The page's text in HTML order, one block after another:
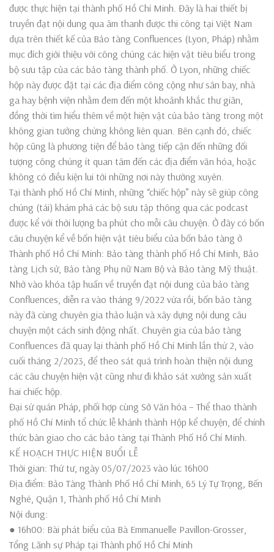
được thực hiện tại thành phố Hồ Chí Minh. Đây là hai thiết bị
truyền đạt nội dung qua âm thanh được thi công tại Việt Nam
dựa trên thiết kế của Bảo tàng Confluences (Lyon, Pháp) nhằm
mục đích giới thiệu với công chúng các hiện vật tiêu biểu trong
bộ sưu tập của các bảo tàng thành phố. Ở Lyon, những chiếc
hộp này được đặt tại các địa điểm công cộng như sân bay, nhà
ga hay bệnh viện nhằm đem đến một khoảnh khắc thư giãn,
đồng thời tìm hiểu thêm về một hiện vật của bảo tàng trong một
không gian tưởng chừng không liên quan. Bên cạnh đó, chiếc
hộp cũng là phương tiện để bảo tàng tiếp cận đến những đối
tượng công chúng ít quan tâm đến các địa điểm văn hóa, hoặc
không có điều kiện lui tới những nơi này thường xuyên.
Tại thành phố Hồ Chí Minh, những “chiếc hộp” này sẽ giúp công
chúng (tái) khám phá các bộ sưu tập thông qua các podcast
được kể với thời lượng ba phút cho mỗi câu chuyện. Ở đây có bốn
câu chuyện kể về bốn hiện vật tiêu biểu của bốn bảo tàng ở
Thành phố Hồ Chí Minh: Bảo tàng thành phố Hồ Chí Minh, Bảo
tàng Lịch sử, Bảo tàng Phụ nữ Nam Bộ và Bảo tàng Mỹ thuật.
Nhờ vào khóa tập huấn về truyền đạt nội dung của bảo tàng
Confluences, diễn ra vào tháng 9/2022 vừa rồi, bốn bảo tàng
này đã cùng chuyên gia thảo luận và xây dựng nội dung câu
chuyện một cách sinh động nhất. Chuyên gia của bảo tàng
Confluences đã quay lại thành phố Hồ Chí Minh lần thứ 2, vào
cuối tháng 2/2023, để theo sát quá trình hoàn thiện nội dung
các câu chuyện hiện vật cũng như đi khảo sát xưởng sản xuất
hai chiếc hộp.
Đại sứ quán Pháp, phối hợp cùng Sở Văn hóa – Thể thao thành
phố Hồ Chí Minh tổ chức lễ khánh thành Hộp kể chuyện, để chính
thức bàn giao cho các bảo tàng tại Thành Phố Hồ Chí Minh.
KẾ HOẠCH THỰC HIỆN BUỔI LỄ
Thời gian: Thứ tư, ngày 05/07/2023 vào lúc 16h00
Địa điểm: Bảo Tàng Thành Phố Hồ Chí Minh, 65 Lý Tự Trọng, Bến
Nghé, Quận 1, Thành phố Hồ Chí Minh
Nội dung:
● 16h00: Bài phát biểu của Bà Emmanuelle Pavillon-Grosser,
Tổng Lãnh sự Pháp tại Thành phố Hồ Chí Minh